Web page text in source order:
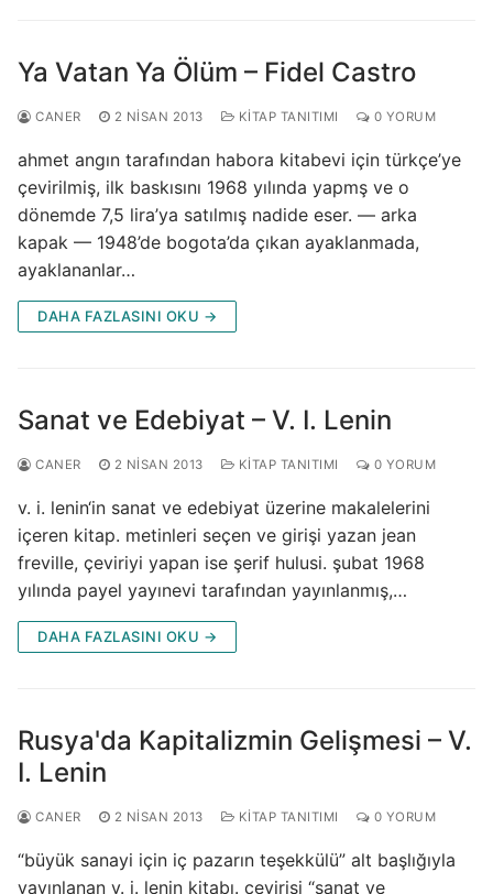
Ya Vatan Ya Ölüm – Fidel Castro
CANER 2 NISAN 2013 KITAP TANITIMI 0 YORUM
ahmet angın tarafından habora kitabevi için türkçe’ye
çevirilmiş, ilk baskısını 1968 yılında yapmş ve o
dönemde 7,5 lira’ya satılmış nadide eser. — arka
kapak — 1948’de bogota’da çıkan ayaklanmada,
ayaklananlar…
DAHA FAZLASINI OKU →
Sanat ve Edebiyat – V. I. Lenin
CANER 2 NISAN 2013 KITAP TANITIMI 0 YORUM
v. i. lenin‘in sanat ve edebiyat üzerine makalelerini
içeren kitap. metinleri seçen ve girişi yazan jean
freville, çeviriyi yapan ise şerif hulusi. şubat 1968
yılında payel yayınevi tarafından yayınlanmış,…
DAHA FAZLASINI OKU →
Rusya'da Kapitalizmin Gelişmesi – V.
I. Lenin
CANER 2 NISAN 2013 KITAP TANITIMI 0 YORUM
“büyük sanayi için iç pazarın teşekkülü” alt başlığıyla
yayınlanan v. i. lenin kitabı. çevirisi “sanat ve